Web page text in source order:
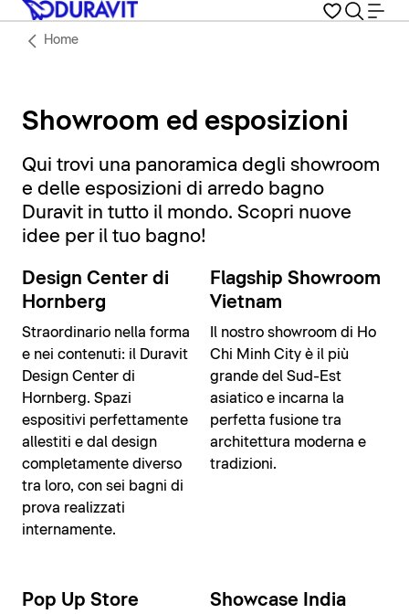
Home
Showroom ed esposizioni
Qui trovi una panoramica degli showroom
e delle esposizioni di arredo bagno
Duravit in tutto il mondo. Scopri nuove
idee per il tuo bagno!
Showroom virtuale
disponibile
Design Center di
Hornberg
Straordinario nella forma
e nei contenuti: il Duravit
Design Center di
Hornberg. Spazi
espositivi perfettamente
allestiti e dal design
completamente diverso
tra loro, con sei bagni di
prova realizzati
internamente.
Flagship Showroom
Vietnam
Il nostro showroom di Ho
Chi Minh City è il più
grande del Sud-Est
asiatico e incarna la
perfetta fusione tra
architettura moderna e
tradizioni.
Pop Up Store
Showcase India